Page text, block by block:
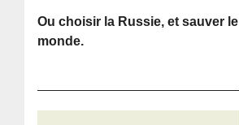
Ou choisir la Russie, et sauver le
monde.